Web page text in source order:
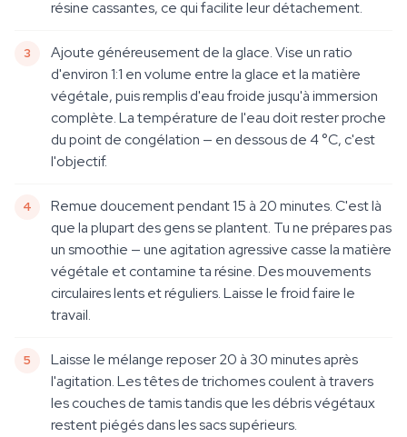
résine cassantes, ce qui facilite leur détachement.
Ajoute généreusement de la glace. Vise un ratio
d'environ 1:1 en volume entre la glace et la matière
végétale, puis remplis d'eau froide jusqu'à immersion
complète. La température de l'eau doit rester proche
du point de congélation — en dessous de 4 °C, c'est
l'objectif.
Remue doucement pendant 15 à 20 minutes. C'est là
que la plupart des gens se plantent. Tu ne prépares pas
un smoothie — une agitation agressive casse la matière
végétale et contamine ta résine. Des mouvements
circulaires lents et réguliers. Laisse le froid faire le
travail.
Laisse le mélange reposer 20 à 30 minutes après
l'agitation. Les têtes de trichomes coulent à travers
les couches de tamis tandis que les débris végétaux
restent piégés dans les sacs supérieurs.